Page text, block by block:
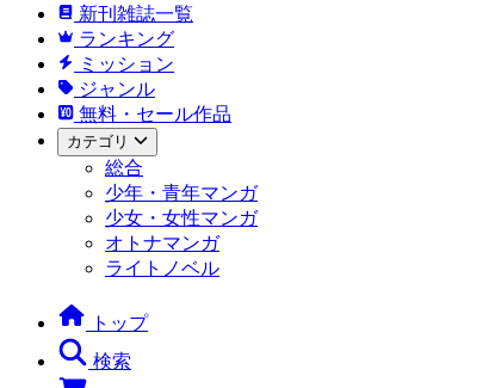
新刊雑誌一覧
ランキング
ミッション
ジャンル
無料・セール作品
カテゴリ
総合
少年・青年マンガ
少女・女性マンガ
オトナマンガ
ライトノベル
トップ
検索